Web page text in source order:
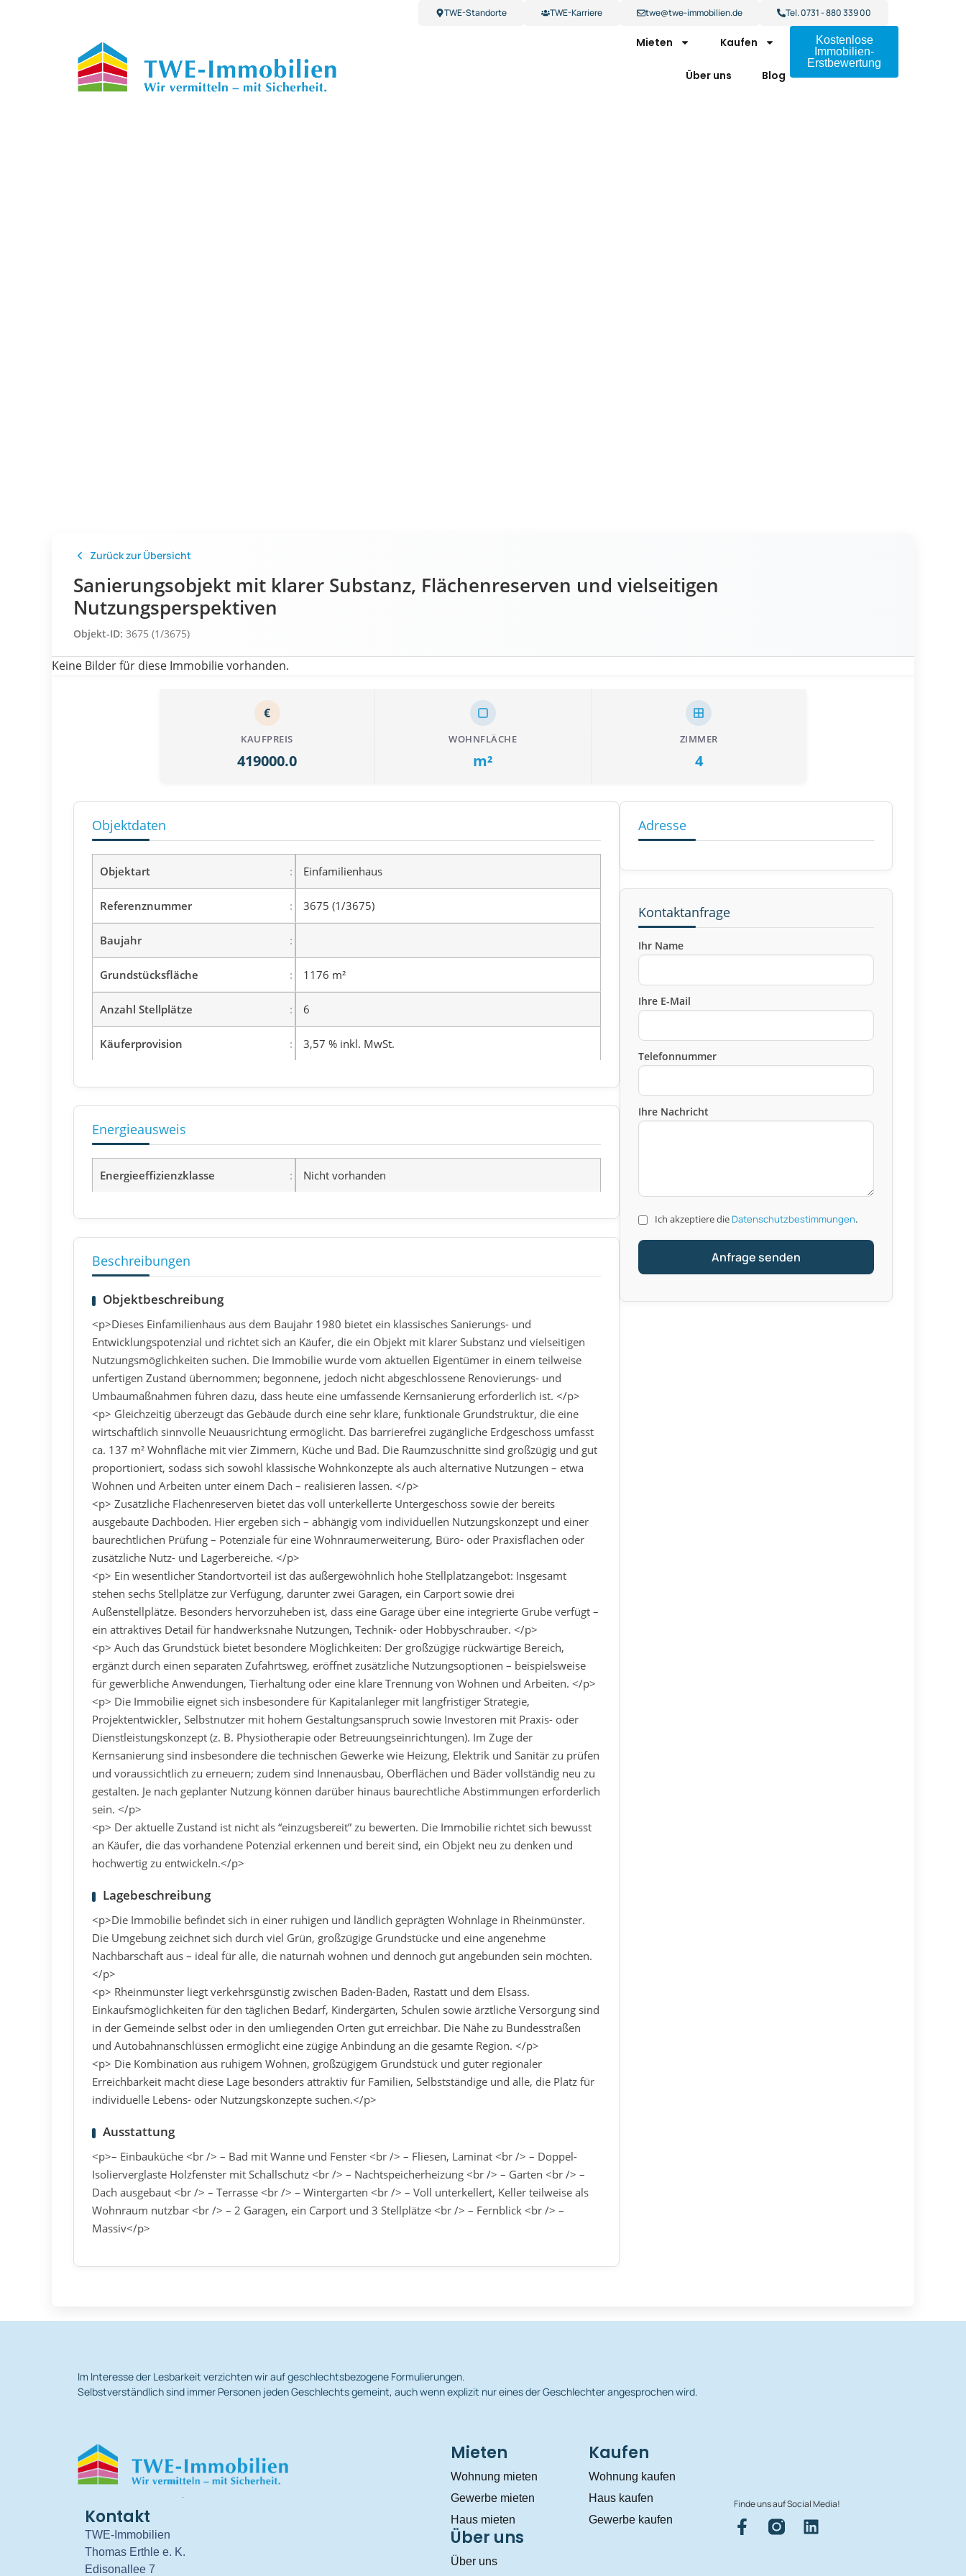
Tel. 0731 - 880 339 00
twe@twe-immobilien.de
TWE-Karriere
TWE-Standorte
Mieten Kaufen
Über uns Blog
Kostenlose
Immobilien-
Erstbewertung
Zurück zur Übersicht
Sanierungsobjekt mit klarer Substanz, Flächenreserven und vielseitigen
Nutzungsperspektiven
Objekt-ID: 3675 (1/3675)
Keine Bilder für diese Immobilie vorhanden.
€
KAUFPREIS
419000.0
WOHNFLÄCHE
m²
ZIMMER
4
Objektdaten
Objektart Einfamilienhaus
Referenznummer 3675 (1/3675)
Baujahr
Grundstücksfläche 1176 m²
Anzahl Stellplätze 6
Käuferprovision 3,57 % inkl. MwSt.
Energieausweis
Energieeffizienzklasse Nicht vorhanden
Beschreibungen
Objektbeschreibung
<p>Dieses Einfamilienhaus aus dem Baujahr 1980 bietet ein klassisches Sanierungs- und
Entwicklungspotenzial und richtet sich an Käufer, die ein Objekt mit klarer Substanz und vielseitigen
Nutzungsmöglichkeiten suchen. Die Immobilie wurde vom aktuellen Eigentümer in einem teilweise
unfertigen Zustand übernommen; begonnene, jedoch nicht abgeschlossene Renovierungs- und
Umbaumaßnahmen führen dazu, dass heute eine umfassende Kernsanierung erforderlich ist. </p>
<p> Gleichzeitig überzeugt das Gebäude durch eine sehr klare, funktionale Grundstruktur, die eine
wirtschaftlich sinnvolle Neuausrichtung ermöglicht. Das barrierefrei zugängliche Erdgeschoss umfasst
ca. 137 m² Wohnfläche mit vier Zimmern, Küche und Bad. Die Raumzuschnitte sind großzügig und gut
proportioniert, sodass sich sowohl klassische Wohnkonzepte als auch alternative Nutzungen – etwa
Wohnen und Arbeiten unter einem Dach – realisieren lassen. </p>
<p> Zusätzliche Flächenreserven bietet das voll unterkellerte Untergeschoss sowie der bereits
ausgebaute Dachboden. Hier ergeben sich – abhängig vom individuellen Nutzungskonzept und einer
baurechtlichen Prüfung – Potenziale für eine Wohnraumerweiterung, Büro- oder Praxisflächen oder
zusätzliche Nutz- und Lagerbereiche. </p>
<p> Ein wesentlicher Standortvorteil ist das außergewöhnlich hohe Stellplatzangebot: Insgesamt
stehen sechs Stellplätze zur Verfügung, darunter zwei Garagen, ein Carport sowie drei
Außenstellplätze. Besonders hervorzuheben ist, dass eine Garage über eine integrierte Grube verfügt –
ein attraktives Detail für handwerksnahe Nutzungen, Technik- oder Hobbyschrauber. </p>
<p> Auch das Grundstück bietet besondere Möglichkeiten: Der großzügige rückwärtige Bereich,
ergänzt durch einen separaten Zufahrtsweg, eröffnet zusätzliche Nutzungsoptionen – beispielsweise
für gewerbliche Anwendungen, Tierhaltung oder eine klare Trennung von Wohnen und Arbeiten. </p>
<p> Die Immobilie eignet sich insbesondere für Kapitalanleger mit langfristiger Strategie,
Projektentwickler, Selbstnutzer mit hohem Gestaltungsanspruch sowie Investoren mit Praxis- oder
Dienstleistungskonzept (z. B. Physiotherapie oder Betreuungseinrichtungen). Im Zuge der
Kernsanierung sind insbesondere die technischen Gewerke wie Heizung, Elektrik und Sanitär zu prüfen
und voraussichtlich zu erneuern; zudem sind Innenausbau, Oberflächen und Bäder vollständig neu zu
gestalten. Je nach geplanter Nutzung können darüber hinaus baurechtliche Abstimmungen erforderlich
sein. </p>
<p> Der aktuelle Zustand ist nicht als “einzugsbereit” zu bewerten. Die Immobilie richtet sich bewusst
an Käufer, die das vorhandene Potenzial erkennen und bereit sind, ein Objekt neu zu denken und
hochwertig zu entwickeln.</p>
Lagebeschreibung
<p>Die Immobilie befindet sich in einer ruhigen und ländlich geprägten Wohnlage in Rheinmünster.
Die Umgebung zeichnet sich durch viel Grün, großzügige Grundstücke und eine angenehme
Nachbarschaft aus – ideal für alle, die naturnah wohnen und dennoch gut angebunden sein möchten.
</p>
<p> Rheinmünster liegt verkehrsgünstig zwischen Baden-Baden, Rastatt und dem Elsass.
Einkaufsmöglichkeiten für den täglichen Bedarf, Kindergärten, Schulen sowie ärztliche Versorgung sind
in der Gemeinde selbst oder in den umliegenden Orten gut erreichbar. Die Nähe zu Bundesstraßen
und Autobahnanschlüssen ermöglicht eine zügige Anbindung an die gesamte Region. </p>
<p> Die Kombination aus ruhigem Wohnen, großzügigem Grundstück und guter regionaler
Erreichbarkeit macht diese Lage besonders attraktiv für Familien, Selbstständige und alle, die Platz für
individuelle Lebens- oder Nutzungskonzepte suchen.</p>
Ausstattung
<p>– Einbauküche <br /> – Bad mit Wanne und Fenster <br /> – Fliesen, Laminat <br /> – Doppel-
Isolierverglaste Holzfenster mit Schallschutz <br /> – Nachtspeicherheizung <br /> – Garten <br /> –
Dach ausgebaut <br /> – Terrasse <br /> – Wintergarten <br /> – Voll unterkellert, Keller teilweise als
Wohnraum nutzbar <br /> – 2 Garagen, ein Carport und 3 Stellplätze <br /> – Fernblick <br /> –
Massiv</p>
Adresse
Kontaktanfrage
Ihr Name
Ihre E-Mail
Telefonnummer
Ihre Nachricht
Ich akzeptiere die Datenschutzbestimmungen.
Anfrage senden
Im Interesse der Lesbarkeit verzichten wir auf geschlechtsbezogene Formulierungen.
Selbstverständlich sind immer Personen jeden Geschlechts gemeint, auch wenn explizit nur eines der Geschlechter angesprochen wird.
Kontakt
TWE-Immobilien
Thomas Erthle e. K.
Edisonallee 7
Mieten
Wohnung mieten
Gewerbe mieten
Haus mieten
Über uns
Über uns
Kaufen
Wohnung kaufen
Haus kaufen
Gewerbe kaufen
Finde uns auf Social Media!